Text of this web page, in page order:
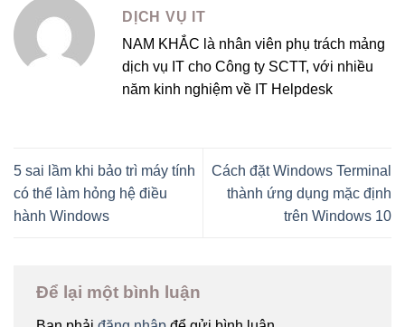
DỊCH VỤ IT
NAM KHẮC là nhân viên phụ trách mảng
dịch vụ IT cho Công ty SCTT, với nhiều
năm kinh nghiệm về IT Helpdesk
5 sai lầm khi bảo trì máy tính
có thể làm hỏng hệ điều
hành Windows
Cách đặt Windows Terminal
thành ứng dụng mặc định
trên Windows 10
Để lại một bình luận